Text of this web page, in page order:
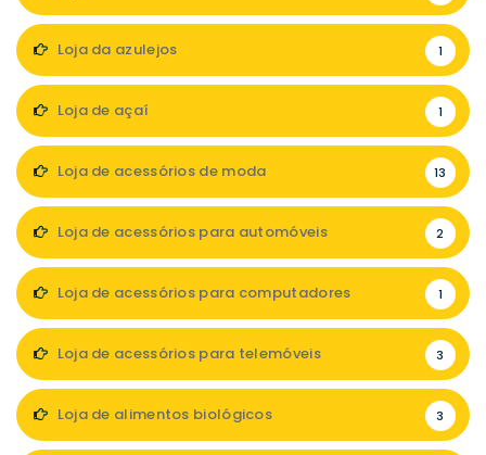
Loja da azulejos 1
Loja de açaí 1
Loja de acessórios de moda 13
Loja de acessórios para automóveis 2
Loja de acessórios para computadores 1
Loja de acessórios para telemóveis 3
Loja de alimentos biológicos 3